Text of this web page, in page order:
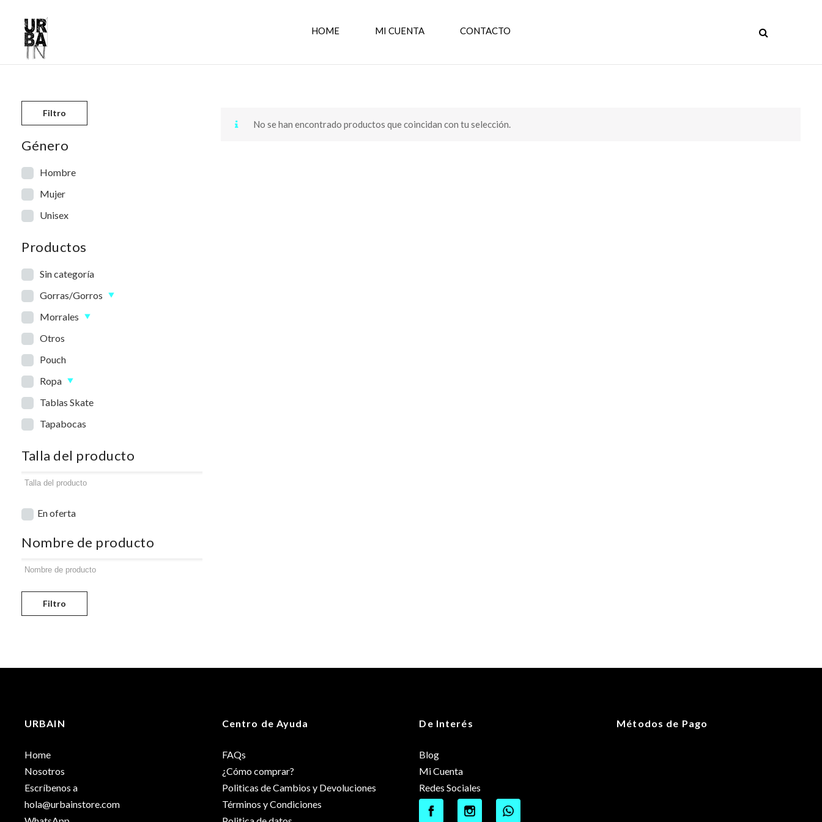
HOME MI CUENTA CONTACTO
Skip to content
No se han encontrado productos que coincidan con tu selección.
Filtro
Género
Hombre
Mujer
Unisex
Productos
Sin categoría
Gorras/Gorros
Morrales
Otros
Pouch
Ropa
Tablas Skate
Tapabocas
Talla del producto
En oferta
Nombre de producto
Filtro
URBAIN
Home
Nosotros
Escríbenos a
hola@urbainstore.com
Centro de Ayuda
FAQs
¿Cómo comprar?
Politicas de Cambios y Devoluciones
Términos y Condiciones
De Interés
Blog
Mi Cuenta
Redes Sociales
Métodos de Pago